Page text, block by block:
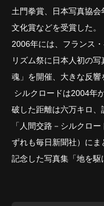
土門拳賞、日本写真協
文化賞などを受賞した。
2006年には、フランス
リズム祭に日本人初の
魂」を開催、大きな反響
シルクロードは2004年
破した距離は六万キロ
「人間交路－シルクロ
ずれも毎日新聞社）に
記念した写真集「地を駆